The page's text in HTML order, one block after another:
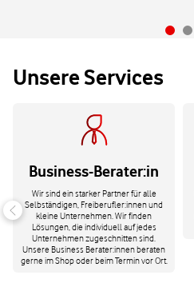
Unsere Services
Business-Berater:in
Wir sind ein starker Partner für alle
Selbständigen, Freiberufler:innen und
kleine Unternehmen. Wir finden
Lösungen, die individuell auf jedes
Unternehmen zugeschnitten sind.
Unsere Business Berater:innen beraten
gerne im Shop oder beim Termin vor Ort.